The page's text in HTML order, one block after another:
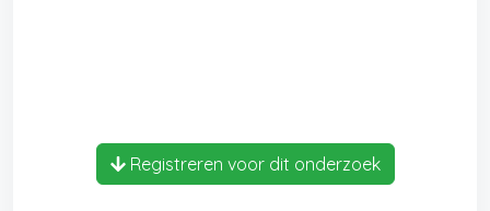
Registreren voor dit onderzoek